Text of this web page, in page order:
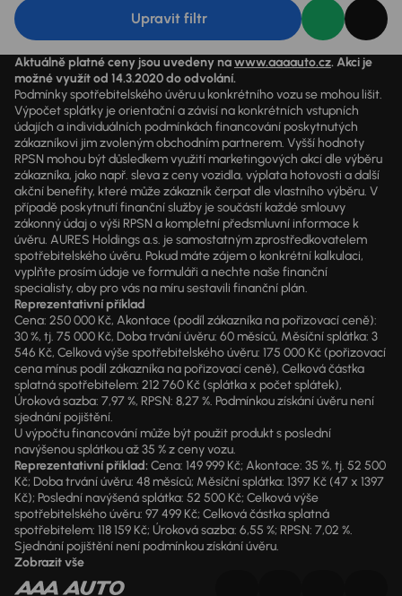
Upravit filtr
Aktuálně platné ceny jsou uvedeny nawww.aaaauto.cz. Akci je
možné využít od 14.3.2020 do odvolání.
Podmínky spotřebitelského úvěru u konkrétního vozu se mohou lišit.
Výpočet splátky je orientační a závisí na konkrétních vstupních
údajích a individuálních podmínkách financování poskytnutých
zákazníkovi jim zvoleným obchodním partnerem. Vyšší hodnoty
RPSN mohou být důsledkem využití marketingových akcí dle výběru
zákazníka, jako např. sleva z ceny vozidla, výplata hotovosti a další
akční benefity, které může zákazník čerpat dle vlastního výběru. V
případě poskytnutí finanční služby je součástí každé smlouvy
zákonný údaj o výši RPSN a kompletní předsmluvní informace k
úvěru. AURES Holdings a.s. je samostatným zprostředkovatelem
spotřebitelského úvěru. Pokud máte zájem o konkrétní kalkulaci,
vyplňte prosím údaje ve formuláři a nechte naše finanční
specialisty, aby pro vás na míru sestavili finanční plán.
Reprezentativní příklad
Cena: 250 000 Kč, Akontace (podíl zákazníka na pořizovací ceně):
30 %, tj. 75 000 Kč, Doba trvání úvěru: 60 měsíců, Měsíční splátka: 3
546 Kč, Celková výše spotřebitelského úvěru: 175 000 Kč (pořizovací
cena mínus podíl zákazníka na pořizovací ceně), Celková částka
splatná spotřebitelem: 212 760 Kč (splátka x počet splátek),
Úroková sazba: 7,97 %, RPSN: 8,27 %. Podmínkou získání úvěru není
sjednání pojištění.
U výpočtu financování může být použit produkt s poslední
navýšenou splátkou až 35 % z ceny vozu.
Reprezentativní příklad:Cena: 149 999 Kč; Akontace: 35 %, tj. 52 500
Kč; Doba trvání úvěru: 48 měsíců; Měsíční splátka: 1397 Kč (47 x 1397
Kč); Poslední navýšená splátka: 52 500 Kč; Celková výše
spotřebitelského úvěru: 97 499 Kč; Celková částka splatná
spotřebitelem: 118 159 Kč; Úroková sazba: 6,55 %; RPSN: 7,02 %.
Sjednání pojištění není podmínkou získání úvěru.
Zobrazit vše